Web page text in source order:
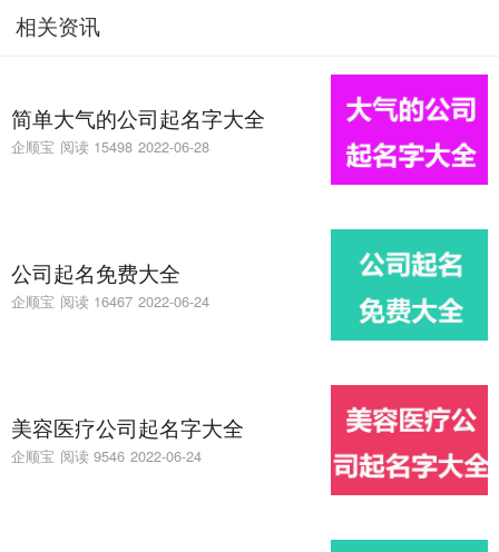
相关资讯
简单大气的公司起名字大全
企顺宝 阅读 15498 2022-06-28
公司起名免费大全
企顺宝 阅读 16467 2022-06-24
美容医疗公司起名字大全
企顺宝 阅读 9546 2022-06-24